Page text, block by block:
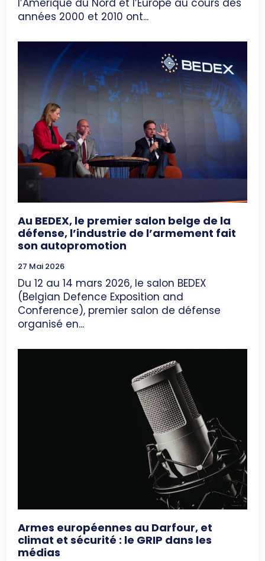
l’Amérique du Nord et l’Europe au cours des
années 2000 et 2010 ont...
Au BEDEX, le premier salon belge de la
défense, l’industrie de l’armement fait
son autopromotion
27 Mai 2026
Du 12 au 14 mars 2026, le salon BEDEX
(Belgian Defence Exposition and
Conference), premier salon de défense
organisé en...
Armes européennes au Darfour, et
climat et sécurité : le GRIP dans les
médias